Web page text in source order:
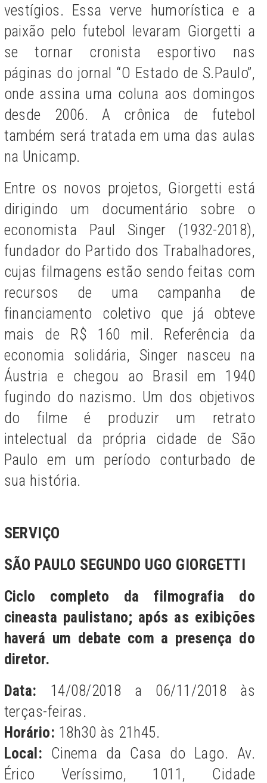
vestígios. Essa verve humorística e a
paixão pelo futebol levaram Giorgetti a
se tornar cronista esportivo nas
páginas do jornal “O Estado de S.Paulo”,
onde assina uma coluna aos domingos
desde 2006. A crônica de futebol
também será tratada em uma das aulas
na Unicamp.
Entre os novos projetos, Giorgetti está
dirigindo um documentário sobre o
economista Paul Singer (1932-2018),
fundador do Partido dos Trabalhadores,
cujas filmagens estão sendo feitas com
recursos de uma campanha de
financiamento coletivo que já obteve
mais de R$ 160 mil. Referência da
economia solidária, Singer nasceu na
Áustria e chegou ao Brasil em 1940
fugindo do nazismo. Um dos objetivos
do filme é produzir um retrato
intelectual da própria cidade de São
Paulo em um período conturbado de
sua história.
SERVIÇO
SÃO PAULO SEGUNDO UGO GIORGETTI
Ciclo completo da filmografia do
cineasta paulistano; após as exibições
haverá um debate com a presença do
diretor.
Data: 14/08/2018 a 06/11/2018 às
terças-feiras.
Horário: 18h30 às 21h45.
Local: Cinema da Casa do Lago. Av.
Érico Veríssimo, 1011, Cidade